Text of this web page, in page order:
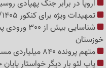
اروپا در برابر جنگ پهپادی
تمهیدات ویژه برای کنکور 1405/ هشدار درباره پیامک جعلی
شناسایی
خوزستان
متهم پرونده 840 میلیاردی مسکن ملی به دام افتاد
پاپ لئو بار دیگر خواستار